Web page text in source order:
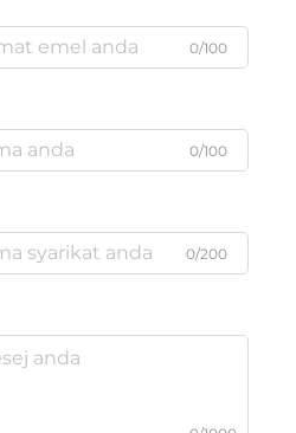
0/100
0/100
0/200